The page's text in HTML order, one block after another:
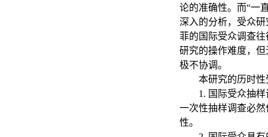
论的准确性。而“一
深入的分析，受众
菲的国际受众调查
研究的操作难度，
极不协调。
本研究的历时
1. 国际受众抽
一次性抽样调查必
性。